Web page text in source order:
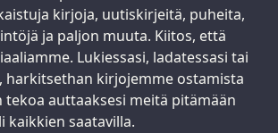
kirjoja, uutiskirjeitä, puheita,
ja paljon muuta. Kiitos, että
Lukiessasi, ladatessasi tai
harkitsethan kirjojemme ostamista
auttaaksesi meitä pitämään
kaikkien saatavilla.